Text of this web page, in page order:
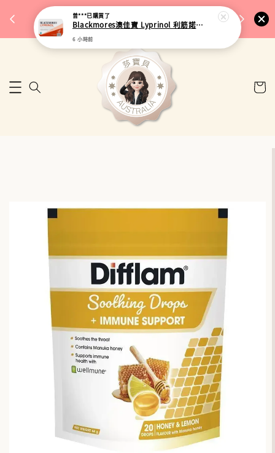
🎉 77購物節｜保健品滿額最低 91 折
來去逛逛
🚚 台
曾***已購買了
Blackmores澳佳寶 Lyprinol 利筋諾風濕關節膠囊 100粒
6 小時前